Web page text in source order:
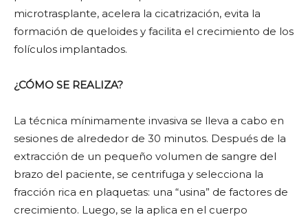
microtrasplante, acelera la cicatrización, evita la
formación de queloides y facilita el crecimiento de los
folículos implantados.
¿CÓMO SE REALIZA?
La técnica mínimamente invasiva se lleva a cabo en
sesiones de alrededor de 30 minutos. Después de la
extracción de un pequeño volumen de sangre del
brazo del paciente, se centrifuga y selecciona la
fracción rica en plaquetas: una “usina” de factores de
crecimiento. Luego, se la aplica en el cuerpo